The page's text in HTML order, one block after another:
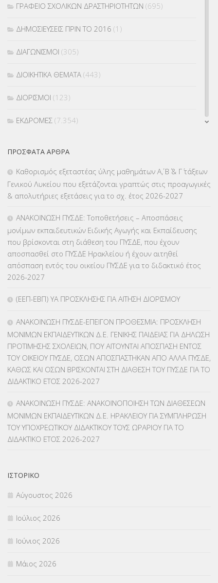
ΓΡΑΦΕΙΟ ΣΧΟΛΙΚΩΝ ΔΡΑΣΤΗΡΙΟΤΗΤΩΝ (695)
ΔΗΜΟΣΙΕΥΣΕΙΣ ΠΡΙΝ ΤΟ 2016 (1)
ΔΙΑΓΩΝΙΣΜΟΙ (305)
ΔΙΟΙΚΗΤΙΚΑ ΘΕΜΑΤΑ (443)
ΔΙΟΡΙΣΜΟΙ (123)
ΕΚΔΡΟΜΕΣ (7.354)
ΕΠΙΜΟΡΦΩΣΗ Τ.Π.Ε.(10)
ΚΕΣΥ(60)
ΚΕΣΥΠ(109)
ΚΠγ – ΚΡΑΤΙΚΟ ΠΙΣΤΟΠΟΙΗΤΙΚΟ ΓΛΩΣΣΟΜΑΘΕΙΑΣ
ΚΠπ- ΚΡΑΤΙΚΟ ΠΙΣΤΟΠΟΙΗΤΙΚΟ ΠΛΗΡΟΦΟΡΙΚΗΣ(12)
ΛΟΙΠΑ(309)
ΜΑΘΗΤΕΙΑ(275)
ΜΕΤΑΘΕΣΕΙΣ-ΤΟΠΟΘΕΤΗΣΕΙΣ ΒΕΛΤΙΩΣΕΙΣ(319)
ΜΕΤΑΦΟΡΑ ΜΑΘΗΤΩΝ(3)
ΝΟΜΟΘΕΣΙΑ(66)
ΠΡΌΣΦΑΤΑ ΆΡΘΡΑ
Καθορισμός εξεταστέας ύλης μαθημάτων Α΄, Β΄ & Γ΄ τάξεων
Γενικού Λυκείου που εξετάζονται γραπτώς στις προαγωγικές
& απολυτήριες εξετάσεις για το σχ. έτος 2026-2027
ΑΝΑΚΟΙΝΩΣΗ ΠΥΣΔΕ: Τοποθετήσεις – Αποσπάσεις
μονίμων εκπαιδευτικών Ειδικής Αγωγής και Εκπαίδευσης
που βρίσκονται στη διάθεση του ΠΥΣΔΕ, που έχουν
αποσπασθεί στο ΠΥΣΔΕ Ηρακλείου ή έχουν αιτηθεί
απόσπαση εντός του οικείου ΠΥΣΔΕ για το διδακτικό έτος
2026-2027
(ΕΕΠ-ΕΒΠ) ΥΑ ΠΡΟΣΚΛΗΣΗΣ ΓΙΑ ΑΙΤΗΣΗ ΔΙΟΡΙΣΜΟΥ
ΑΝΑΚΟΙΝΩΣΗ ΠΥΣΔΕ-ΕΠΕΙΓΟΝ ΠΡΟΘΕΣΜΙΑ: ΠΡΟΣΚΛΗΣΗ
ΜΟΝΙΜΩΝ ΕΚΠΑΙΔΕΥΤΙΚΩΝ Δ.Ε. ΓΕΝΙΚΗΣ ΠΑΙΔΕΙΑΣ ΓΙΑ ΔΗΛΩΣΗ
ΠΡΟΤΙΜΗΣΗΣ ΣΧΟΛΕΙΩΝ, ΠΟΥ ΑΙΤΟΥΝΤΑΙ ΑΠΟΣΠΑΣΗ ΕΝΤΟΣ
ΤΟΥ ΟΙΚΕΙΟΥ ΠΥΣΔΕ, ΟΣΩΝ ΑΠΟΣΠΑΣΤΗΚΑΝ ΑΠΟ ΑΛΛΑ ΠΥΣΔΕ,
ΚΑΘΩΣ ΚΑΙ ΟΣΩΝ ΒΡΙΣΚΟΝΤΑΙ ΣΤΗ ΔΙΑΘΕΣΗ ΤΟΥ ΠΥΣΔΕ ΓΙΑ ΤΟ
ΔΙΔΑΚΤΙΚΟ ΕΤΟΣ 2026-2027
ΑΝΑΚΟΙΝΩΣΗ ΠΥΣΔΕ: ΑΝΑΚΟΙΝΟΠΟΙΗΣΗ ΤΩΝ ΔΙΑΘΕΣΕΩΝ
ΜΟΝΙΜΩΝ ΕΚΠΑΙΔΕΥΤΙΚΩΝ Δ.Ε. ΗΡΑΚΛΕΙΟΥ ΓΙΑ ΣΥΜΠΛΗΡΩΣΗ
ΤΟΥ ΥΠΟΧΡΕΩΤΙΚΟΥ ΔΙΔΑΚΤΙΚΟΥ ΤΟΥΣ ΩΡΑΡΙΟΥ ΓΙΑ ΤΟ
ΔΙΔΑΚΤΙΚΟ ΕΤΟΣ 2026-2027
ΙΣΤΟΡΙΚΌ
Αύγουστος 2026
Ιούλιος 2026
Ιούνιος 2026
Μάιος 2026